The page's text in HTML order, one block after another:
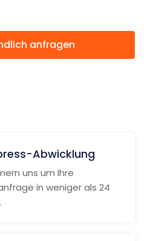
anfragen
Abwicklung
uns um Ihre
in weniger als 24